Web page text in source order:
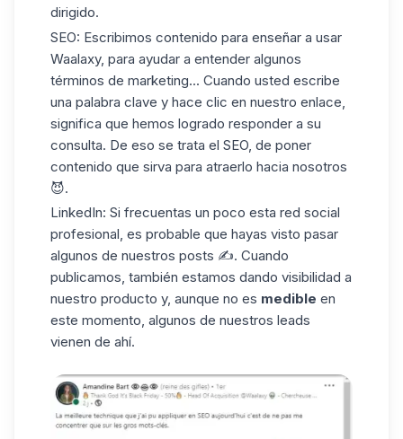
dirigido.
SEO: Escribimos contenido para enseñar a usar
Waalaxy, para ayudar a entender algunos
términos de marketing... Cuando usted escribe
una palabra clave y hace clic en nuestro enlace,
significa que hemos logrado responder a su
consulta. De eso se trata el SEO, de poner
contenido que sirva para atraerlo hacia nosotros
😈.
LinkedIn: Si frecuentas un poco esta red social
profesional, es probable que hayas visto pasar
algunos de nuestros posts ✍️. Cuando
publicamos, también estamos dando visibilidad a
nuestro producto y, aunque no es medible en
este momento, algunos de nuestros leads
vienen de ahí.